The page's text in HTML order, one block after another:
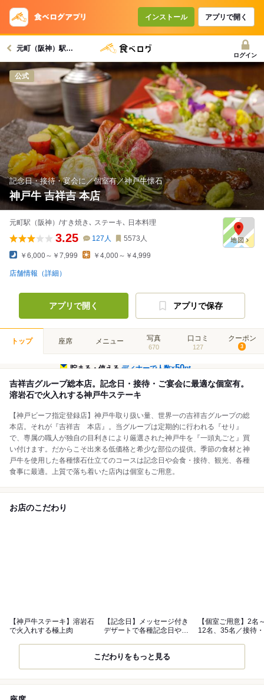
インストール アプリで開く
元町（阪神）駅グルメへ
ログイン
公式
記念日・接待・宴会に／個室有／神戸牛懐石
神戸牛 吉祥吉 本店
元町駅（阪神）/すき焼き､ ステーキ､ 日本料理
3.25 127 人 5573 人
￥6,000～￥7,999 ￥4,000～￥4,999
店舗情報（詳細）
アプリで開く アプリで保存
トップ 座席 メニュー 写真
670
口コミ
127
クーポン
3
貯まる・使えるディナーで人数×50pt
吉祥吉グループ総本店。記念日・接待・ご宴会に最適な個室有。
溶岩石で火入れする神戸牛ステーキ
【神戸ビーフ指定登録店】神戸牛取り扱い量、世界一の吉祥吉グループの総
本店。それが『吉祥吉 本店』。当グループは定期的に行われる『せり』
で、専属の職人が独自の目利きにより厳選された神戸牛を『一頭丸ごと』買
い付けます。だからこそ出来る低価格と希少な部位の提供。季節の食材と神
戸牛を使用した各種懐石仕立てのコースは記念日や会食・接待、観光、各種
食事に最適。上質で落ち着いた店内は個室もご用意。
お店のこだわり
【神戸牛ステーキ】溶岩石
で火入れする極上肉
【記念日】メッセージ付き
デザートで各種記念日や誕
【個室ご用意】2名
12名、35名／接待
こだわりをもっと見る
コースで使えるクーポン
戻る
クーポンを利用せず予約する